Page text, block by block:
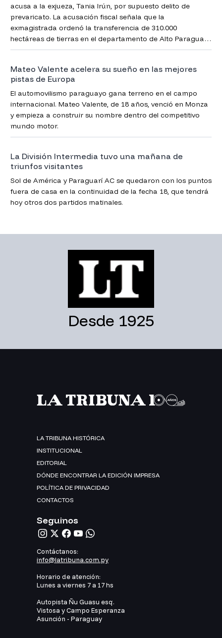
acusa a la exjueza, Tania Irún, por supuesto delito de
prevaricato. La acusación fiscal señala que la
exmagistrada ordenó la transferencia de 310.000
hectáreas de tierras en el departamento de Alto Paraguay
(Chaco) a empresas extranjeras, en directa violación de la
Mateo Valente acelera su sueño en las mejores
pistas de Europa
El automovilismo paraguayo gana terreno en el campo
internacional. Mateo Valente, de 18 años, venció en Monza
y empieza a construir su nombre dentro del competitivo
mundo motor.
La División Intermedia tuvo una mañana de
triunfos visitantes
Sol de América y Paraguarí AC se quedaron con los puntos
fuera de casa en la continuidad de la fecha 18, que tendrá
hoy otros dos partidos matinales.
Desde 1925
LA TRIBUNA HISTÓRICA
INSTITUCIONAL
EDITORIAL
DÓNDE ENCONTRAR LA EDICIÓN IMPRESA
POLÍTICA DE PRIVACIDAD
CONTACTOS
Seguinos
Contáctanos:
info@latribuna.com.py
Horario de atención:
Lunes a viernes 7 a 17 hs
Autopista Ñu Guasu esq.
Vistosa y Campo Esperanza
Asunción - Paraguay